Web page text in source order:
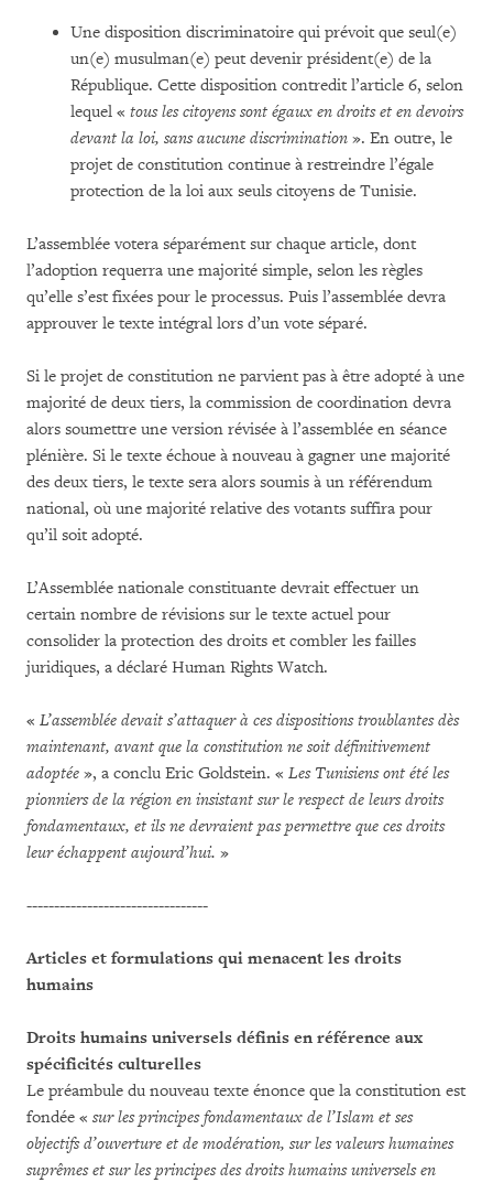
Une disposition discriminatoire qui prévoit que seul(e)
un(e) musulman(e) peut devenir président(e) de la
République. Cette disposition contredit l’article 6, selon
lequel « tous les citoyens sont égaux en droits et en devoirs
devant la loi, sans aucune discrimination ». En outre, le
projet de constitution continue à restreindre l’égale
protection de la loi aux seuls citoyens de Tunisie.
L’assemblée votera séparément sur chaque article, dont
l’adoption requerra une majorité simple, selon les règles
qu’elle s’est fixées pour le processus. Puis l’assemblée devra
approuver le texte intégral lors d’un vote séparé.
Si le projet de constitution ne parvient pas à être adopté à une
majorité de deux tiers, la commission de coordination devra
alors soumettre une version révisée à l’assemblée en séance
plénière. Si le texte échoue à nouveau à gagner une majorité
des deux tiers, le texte sera alors soumis à un référendum
national, où une majorité relative des votants suffira pour
qu’il soit adopté.
L’Assemblée nationale constituante devrait effectuer un
certain nombre de révisions sur le texte actuel pour
consolider la protection des droits et combler les failles
juridiques, a déclaré Human Rights Watch.
« L’assemblée devait s’attaquer à ces dispositions troublantes dès
maintenant, avant que la constitution ne soit définitivement
adoptée », a conclu Eric Goldstein. « Les Tunisiens ont été les
pionniers de la région en insistant sur le respect de leurs droits
fondamentaux, et ils ne devraient pas permettre que ces droits
leur échappent aujourd’hui. »
---------------------------------
Articles et formulations qui menacent les droits
humains
Droits humains universels définis en référence aux
spécificités culturelles
Le préambule du nouveau texte énonce que la constitution est
fondée « sur les principes fondamentaux de l’Islam et ses
objectifs d’ouverture et de modération, sur les valeurs humaines
suprêmes et sur les principes des droits humains universels en